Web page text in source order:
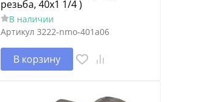
резьба, 40x1 1/4 )
В наличии
Артикул 3222-nmo-401a06
В корзину